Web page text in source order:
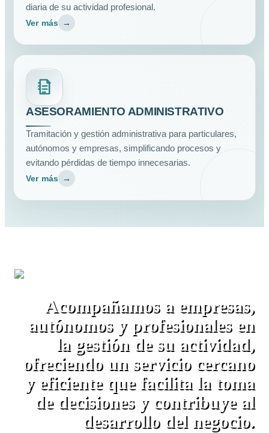
diaria de su actividad profesional.
Ver más →
ASESORAMIENTO ADMINISTRATIVO
Tramitación y gestión administrativa para particulares,
autónomos y empresas, simplificando procesos y
evitando pérdidas de tiempo innecesarias.
Ver más →
Acompañamos a empresas,
autónomos y profesionales en
la gestión de su actividad,
ofreciendo un servicio cercano
y eficiente que facilita la toma
de decisiones y contribuye al
desarrollo del negocio.